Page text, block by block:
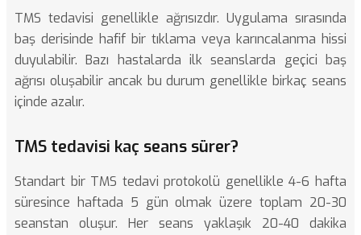
TMS tedavisi genellikle ağrısızdır. Uygulama sırasında
baş derisinde hafif bir tıklama veya karıncalanma hissi
duyulabilir. Bazı hastalarda ilk seanslarda geçici baş
ağrısı oluşabilir ancak bu durum genellikle birkaç seans
içinde azalır.
TMS tedavisi kaç seans sürer?
Standart bir TMS tedavi protokolü genellikle 4-6 hafta
süresince haftada 5 gün olmak üzere toplam 20-30
seanstan oluşur. Her seans yaklaşık 20-40 dakika